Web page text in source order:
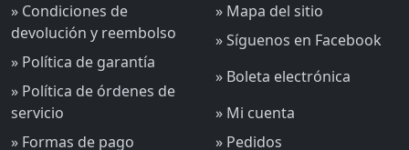
» Condiciones de
devolución y reembolso
» Política de garantía
» Política de órdenes de
servicio
» Formas de pago
» Mapa del sitio
» Síguenos en Facebook
» Boleta electrónica
» Mi cuenta
» Pedidos